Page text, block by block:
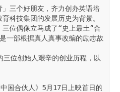
」三个好朋友，齐力创办英语培
科技集团的发展历史为背景。
位偶像立马成了“史上最土”合
一部根据真人真事改编的励志故
位创始人艰辛的创业历程，以
国合伙人》5月17日上映首日的